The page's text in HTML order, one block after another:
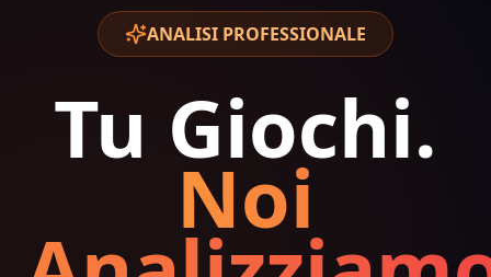
ANALISI PROFESSIONALE
Tu Giochi.
Noi